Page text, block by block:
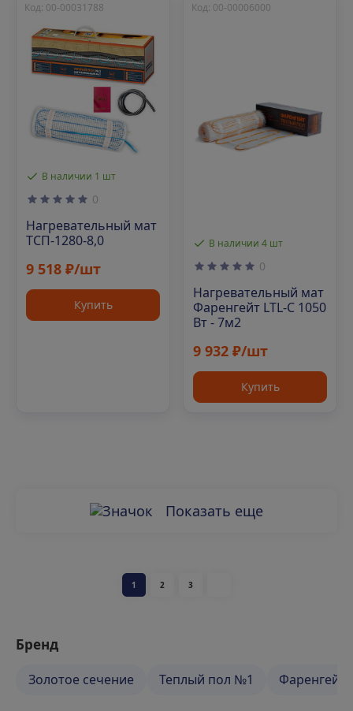
В наличии 1 шт
Код: 00-00031788
0
Нагревательный мат
ТСП-1280-8,0
9 518 ₽/шт
Купить
В наличии 4 шт
Код: 00-00006000
0
Нагревательный мат
Фаренгейт LTL-C 1050
Вт - 7м2
9 932 ₽/шт
Купить
Показать еще
1 2 3
Бренд
Золотое сечение Теплый пол №1 Фаренгейт